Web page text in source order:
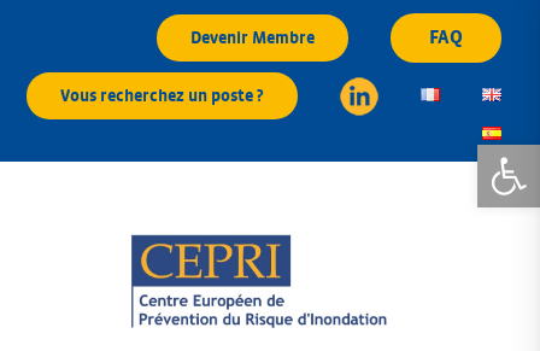
Ouvrir
contenu
principal
Devenir Membre FAQ
Vous recherchez un poste ?